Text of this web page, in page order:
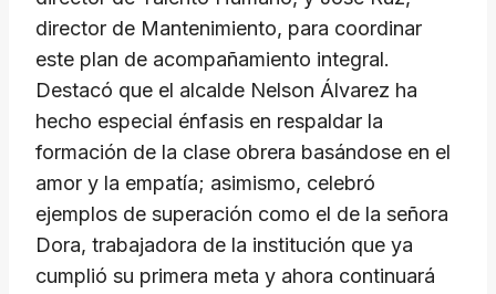
director de Mantenimiento, para coordinar
este plan de acompañamiento integral.
Destacó que el alcalde Nelson Álvarez ha
hecho especial énfasis en respaldar la
formación de la clase obrera basándose en el
amor y la empatía; asimismo, celebró
ejemplos de superación como el de la señora
Dora, trabajadora de la institución que ya
cumplió su primera meta y ahora continuará